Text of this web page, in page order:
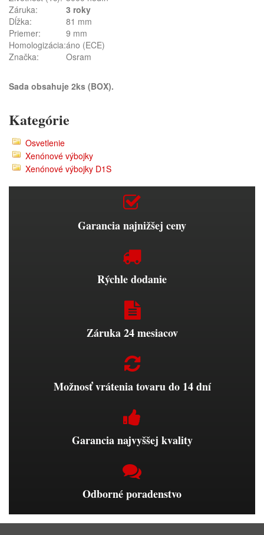
Záruka:
3 roky
Dĺžka:
81 mm
Priemer:
9 mm
Homologizácia:áno (ECE)
Značka:
Osram
Sada obsahuje 2ks (BOX).
Kategórie
Osvetlenie
Xenónové výbojky
Xenónové výbojky D1S
Garancia najnižšej ceny
Rýchle dodanie
Záruka 24 mesiacov
Možnosť vrátenia tovaru do 14 dní
Garancia najvyššej kvality
Odborné poradenstvo